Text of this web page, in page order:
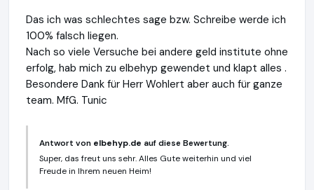
Das ich was schlechtes sage bzw. Schreibe werde ich
100% falsch liegen.
Nach so viele Versuche bei andere geld institute ohne
erfolg, hab mich zu elbehyp gewendet und klapt alles .
Besondere Dank für Herr Wohlert aber auch für ganze
team. MfG. Tunic
Antwort von elbehyp.de auf diese Bewertung.
Super, das freut uns sehr. Alles Gute weiterhin und viel
Freude in Ihrem neuen Heim!